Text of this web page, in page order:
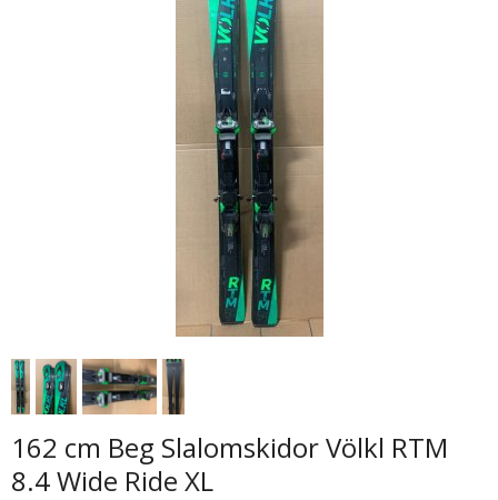
162 cm Beg Slalomskidor Völkl RTM
8.4 Wide Ride XL